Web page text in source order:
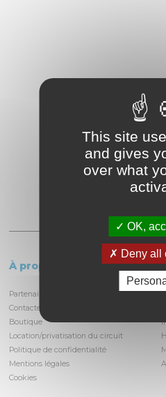
À propos
Partenaires et locataires
Contactez-nous
Boutique
Location/privatisation du circuit
Politique de confidentialité
Mentions légales
Cookies
This site
and gives
over what
OK,
Deny all